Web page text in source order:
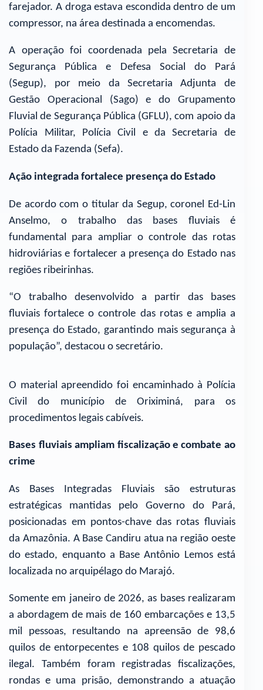
farejador. A droga estava escondida dentro de um
compressor, na área destinada a encomendas.
A operação foi coordenada pela Secretaria de
Segurança Pública e Defesa Social do Pará
(Segup), por meio da Secretaria Adjunta de
Gestão Operacional (Sago) e do Grupamento
Fluvial de Segurança Pública (GFLU), com apoio da
Polícia Militar, Polícia Civil e da Secretaria de
Estado da Fazenda (Sefa).
Ação integrada fortalece presença do Estado
De acordo com o titular da Segup, coronel Ed-Lin
Anselmo, o trabalho das bases fluviais é
fundamental para ampliar o controle das rotas
hidroviárias e fortalecer a presença do Estado nas
regiões ribeirinhas.
“O trabalho desenvolvido a partir das bases
fluviais fortalece o controle das rotas e amplia a
presença do Estado, garantindo mais segurança à
população”, destacou o secretário.
O material apreendido foi encaminhado à Polícia
Civil do município de Oriximiná, para os
procedimentos legais cabíveis.
Bases fluviais ampliam fiscalização e combate ao
crime
As Bases Integradas Fluviais são estruturas
estratégicas mantidas pelo Governo do Pará,
posicionadas em pontos-chave das rotas fluviais
da Amazônia. A Base Candiru atua na região oeste
do estado, enquanto a Base Antônio Lemos está
localizada no arquipélago do Marajó.
Somente em janeiro de 2026, as bases realizaram
a abordagem de mais de 160 embarcações e 13,5
mil pessoas, resultando na apreensão de 98,6
quilos de entorpecentes e 108 quilos de pescado
ilegal. Também foram registradas fiscalizações,
rondas e uma prisão, demonstrando a atuação